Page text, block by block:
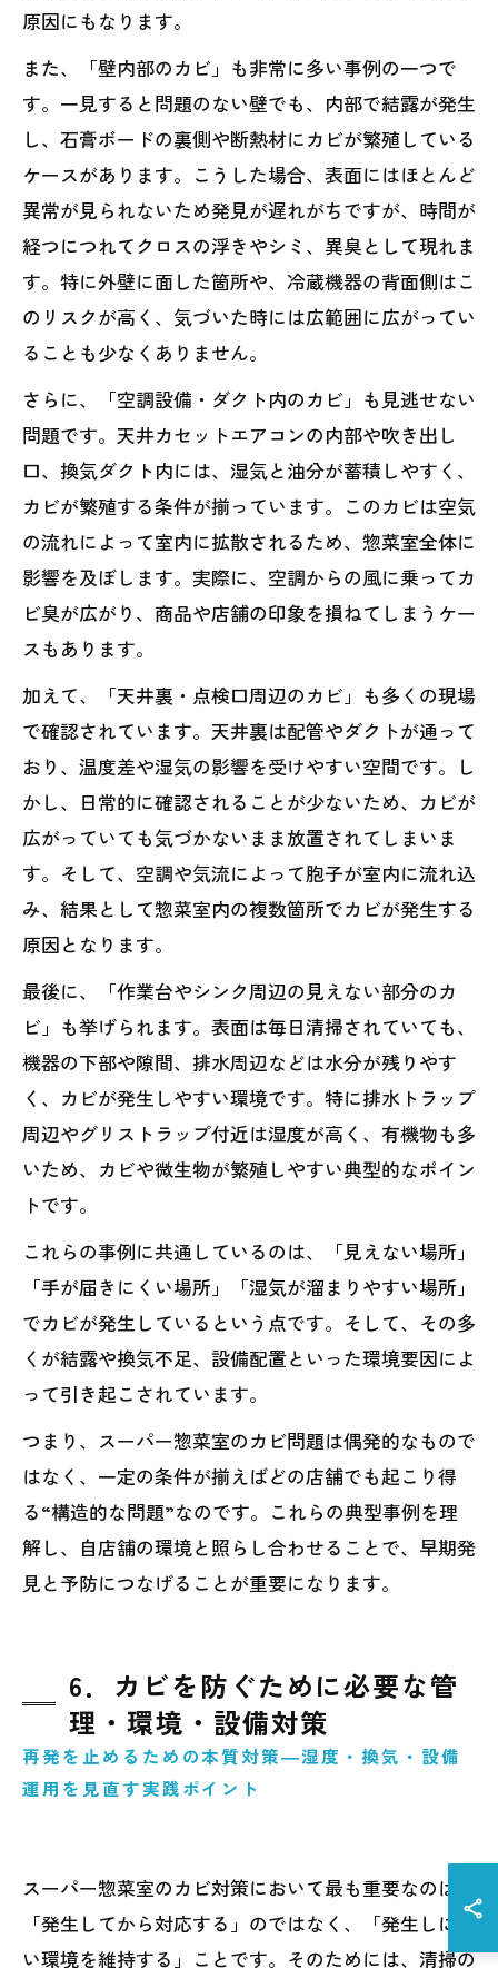
原因にもなります。
また、「壁内部のカビ」も非常に多い事例の一つで
す。一見すると問題のない壁でも、内部で結露が発生
し、石膏ボードの裏側や断熱材にカビが繁殖している
ケースがあります。こうした場合、表面にはほとんど
異常が見られないため発見が遅れがちですが、時間が
経つにつれてクロスの浮きやシミ、異臭として現れま
す。特に外壁に面した箇所や、冷蔵機器の背面側はこ
のリスクが高く、気づいた時には広範囲に広がってい
ることも少なくありません。
さらに、「空調設備・ダクト内のカビ」も見逃せない
問題です。天井カセットエアコンの内部や吹き出し
口、換気ダクト内には、湿気と油分が蓄積しやすく、
カビが繁殖する条件が揃っています。このカビは空気
の流れによって室内に拡散されるため、惣菜室全体に
影響を及ぼします。実際に、空調からの風に乗ってカ
ビ臭が広がり、商品や店舗の印象を損ねてしまうケー
スもあります。
加えて、「天井裏・点検口周辺のカビ」も多くの現場
で確認されています。天井裏は配管やダクトが通って
おり、温度差や湿気の影響を受けやすい空間です。し
かし、日常的に確認されることが少ないため、カビが
広がっていても気づかないまま放置されてしまいま
す。そして、空調や気流によって胞子が室内に流れ込
み、結果として惣菜室内の複数箇所でカビが発生する
原因となります。
最後に、「作業台やシンク周辺の見えない部分のカ
ビ」も挙げられます。表面は毎日清掃されていても、
機器の下部や隙間、排水周辺などは水分が残りやす
く、カビが発生しやすい環境です。特に排水トラップ
周辺やグリストラップ付近は湿度が高く、有機物も多
いため、カビや微生物が繁殖しやすい典型的なポイン
トです。
これらの事例に共通しているのは、「見えない場所」
「手が届きにくい場所」「湿気が溜まりやすい場所」
でカビが発生しているという点です。そして、その多
くが結露や換気不足、設備配置といった環境要因によ
って引き起こされています。
つまり、スーパー惣菜室のカビ問題は偶発的なもので
はなく、一定の条件が揃えばどの店舗でも起こり得
る“構造的な問題”なのです。これらの典型事例を理
解し、自店舗の環境と照らし合わせることで、早期発
見と予防につなげることが重要になります。
6．カビを防ぐために必要な管
理・環境・設備対策
再発を止めるための本質対策―湿度・換気・設備
運用を見直す実践ポイント
スーパー惣菜室のカビ対策において最も重要なのは、
「発生してから対応する」のではなく、「発生しにく
い環境を維持する」ことです。そのためには、清掃の